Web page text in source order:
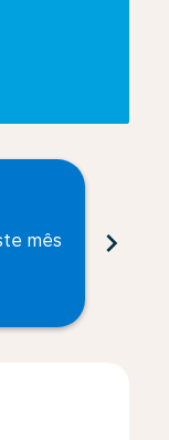
mês
chevron_right